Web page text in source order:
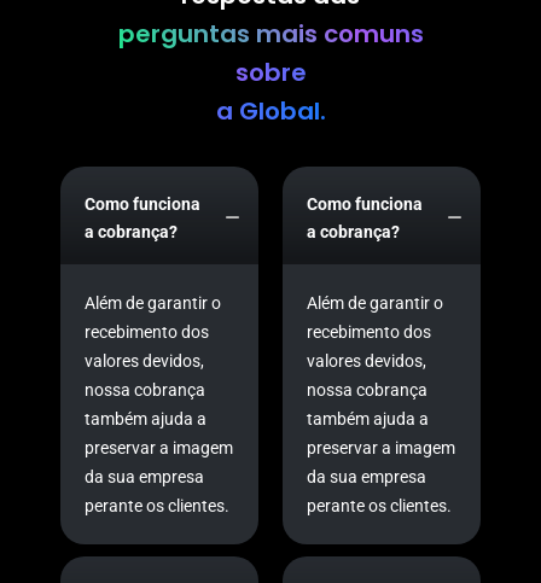
perguntas mais comuns
sobre
a Global.
Como funciona
a cobrança?
Além de garantir o
recebimento dos
valores devidos,
nossa cobrança
também ajuda a
preservar a imagem
da sua empresa
perante os clientes.
Como funciona
a cobrança?
Além de garantir o
recebimento dos
valores devidos,
nossa cobrança
também ajuda a
preservar a imagem
da sua empresa
perante os clientes.